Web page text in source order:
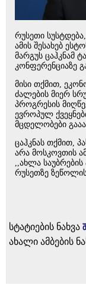
რუსეთი
ამის შესახებ
მარგუს ცაჰკნამ
კონფერენციაზე
მისი თქმით,
ძალების მიერ
პროგრესის
ევროპულ
მცდელობები
ცაჰკნას თქმით,
არა მოსკოვთის
,,ახლა
რუსეთზე
სტატიების ნახვა
ახალი ამბების